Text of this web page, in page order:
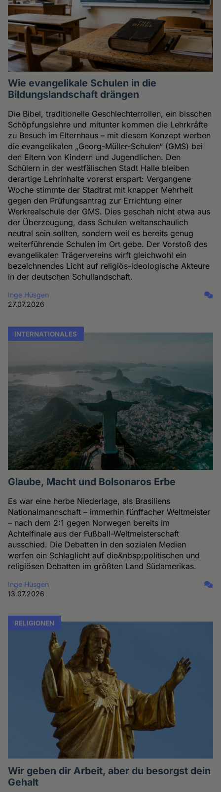
Wie evangelikale Schulen in die
Bildungslandschaft drängen
Die Bibel, traditionelle Geschlechterrollen, ein bisschen
Schöpfungslehre und mitunter kommen die Lehrkräfte
zu Besuch im Elternhaus – mit diesem Konzept werben
die evangelikalen „Georg-Müller-Schulen“ (GMS) bei
den Eltern von Kindern und Jugendlichen. Den
Schülern in der westfälischen Stadt Halle bleiben
derartige Lehrinhalte vorerst erspart: Vergangene
Woche stimmte der Stadtrat mit knapper Mehrheit
gegen den Prüfungsantrag zur Errichtung einer
Werkrealschule der GMS. Dies geschah nicht etwa aus
der Überzeugung, dass Schulen weltanschaulich
neutral sein sollten, sondern weil es bereits genug
weiterführende Schulen im Ort gebe. Der Vorstoß des
evangelikalen Trägervereins wirft gleichwohl ein
bezeichnendes Licht auf religiös-ideologische Akteure
in der deutschen Schullandschaft.
Inge Hüsgen
27.07.2026
INTERNATIONALES
Glaube, Macht und Bolsonaros Erbe
Es war eine herbe Niederlage, als Brasiliens
Nationalmannschaft – immerhin fünffacher Weltmeister
– nach dem 2:1 gegen Norwegen bereits im
Achtelfinale aus der Fußball-Weltmeisterschaft
ausschied. Die Debatten in den sozialen Medien
werfen ein Schlaglicht auf die&nbsp;politischen und
religiösen Debatten im größten Land Südamerikas.
Inge Hüsgen
13.07.2026
RELIGIONEN
Wir geben dir Arbeit, aber du besorgst dein
Gehalt